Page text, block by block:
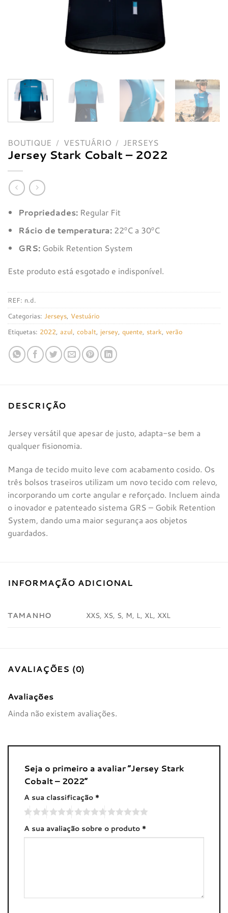
BOUTIQUE / VESTUÁRIO / JERSEYS
Jersey Stark Cobalt – 2022
Propriedades: Regular Fit
Rácio de temperatura: 22ºC a 30ºC
GRS:Gobik Retention System
Este produto está esgotado e indisponível.
REF: n.d.
Categorias: Jerseys, Vestuário
Etiquetas: 2022, azul, cobalt, jersey, quente, stark, verão
DESCRIÇÃO
Jersey versátil que apesar de justo, adapta-se bem a
qualquer fisionomia.
Manga de tecido muito leve com acabamento cosido. Os
três bolsos traseiros utilizam um novo tecido com relevo,
incorporando um corte angular e reforçado. Incluem ainda
o inovador e patenteado sistema GRS – Gobik Retention
System, dando uma maior segurança aos objetos
guardados.
INFORMAÇÃO ADICIONAL
TAMANHO XXS, XS, S, M, L, XL, XXL
AVALIAÇÕES (0)
Avaliações
Ainda não existem avaliações.
Seja o primeiro a avaliar “Jersey Stark
Cobalt – 2022”
A sua classificação *
A sua avaliação sobre o produto *